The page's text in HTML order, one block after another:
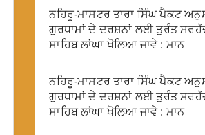
ਨਹਿਰੂ-ਮਾਸਟਰ ਤਾਰਾ ਸਿੰਘ ਪੈਕਟ
ਗੁਰਧਾਮਾਂ ਦੇ ਦਰਸ਼ਨਾਂ ਲਈ ਤੁਰੰਤ
ਸਾਹਿਬ ਲਾਂਘਾ ਖੋਲਿਆ ਜਾਵੇ : ਮਾਨ
ਨਹਿਰੂ-ਮਾਸਟਰ ਤਾਰਾ ਸਿੰਘ ਪੈਕਟ
ਗੁਰਧਾਮਾਂ ਦੇ ਦਰਸ਼ਨਾਂ ਲਈ ਤੁਰੰਤ
ਸਾਹਿਬ ਲਾਂਘਾ ਖੋਲਿਆ ਜਾਵੇ : ਮਾਨ